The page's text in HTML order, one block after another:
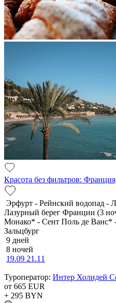
Красота без фильтров:
Эрфурт - Рейнский водопад -
Лазурный берег Франции (3
Монако* - Сент Поль де Ванс*
Зальцбург
9 дней
8 ночей
19.09 21.11
Туроператор: Интер Холидей
от 665 EUR
+ 295 BYN